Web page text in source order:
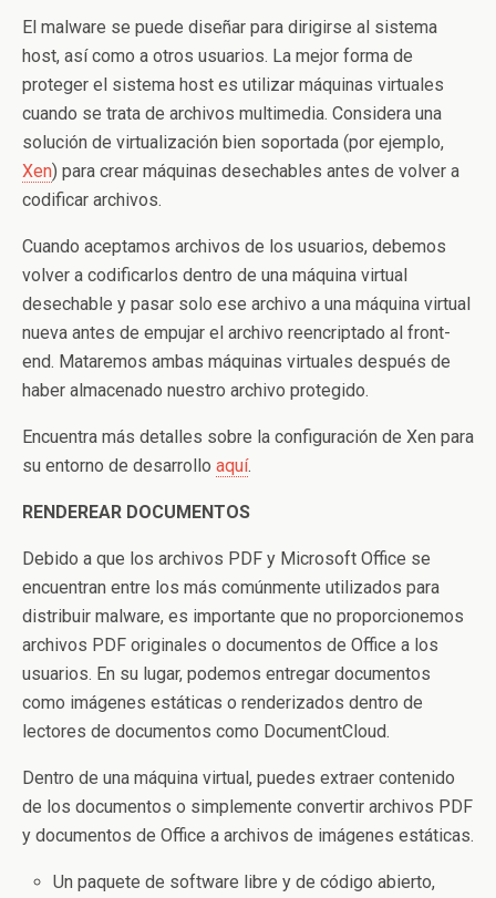
El malware se puede diseñar para dirigirse al sistema
host, así como a otros usuarios. La mejor forma de
proteger el sistema host es utilizar máquinas virtuales
cuando se trata de archivos multimedia. Considera una
solución de virtualización bien soportada (por ejemplo,
Xen) para crear máquinas desechables antes de volver a
codificar archivos.
Cuando aceptamos archivos de los usuarios, debemos
volver a codificarlos dentro de una máquina virtual
desechable y pasar solo ese archivo a una máquina virtual
nueva antes de empujar el archivo reencriptado al front-
end. Mataremos ambas máquinas virtuales después de
haber almacenado nuestro archivo protegido.
Encuentra más detalles sobre la configuración de Xen para
su entorno de desarrollo aquí.
RENDEREAR DOCUMENTOS
Debido a que los archivos PDF y Microsoft Office se
encuentran entre los más comúnmente utilizados para
distribuir malware, es importante que no proporcionemos
archivos PDF originales o documentos de Office a los
usuarios. En su lugar, podemos entregar documentos
como imágenes estáticas o renderizados dentro de
lectores de documentos como DocumentCloud.
Dentro de una máquina virtual, puedes extraer contenido
de los documentos o simplemente convertir archivos PDF
y documentos de Office a archivos de imágenes estáticas.
Un paquete de software libre y de código abierto,